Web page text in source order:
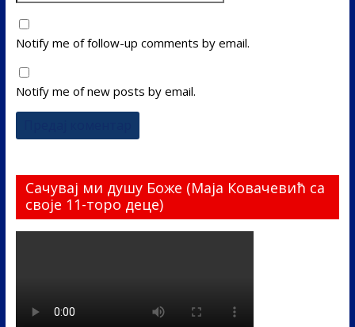
Notify me of follow-up comments by email.
Notify me of new posts by email.
Сачувај ми душу Боже (Маја Ковачевић са
своје 11-торо деце)